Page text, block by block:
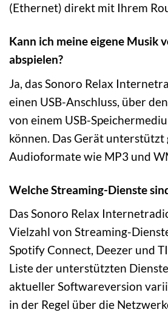
(Ethernet) direkt mit Ihrem
Kann ich meine eigene Musik
abspielen?
Ja, das Sonoro Relax
einen USB-Anschluss, über
von einem USB-
können. Das Gerät unterstützt
Audioformate wie MP3 und
Welche Streaming-Dienste
Das Sonoro Relax
Vielzahl von Streaming-
Spotify Connect, Deezer und
Liste der unterstützten
aktueller Softwareversion
in der Regel über die